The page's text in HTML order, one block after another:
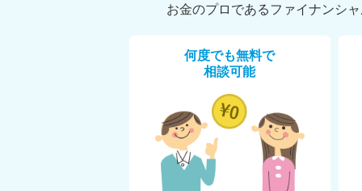
お金のプロであるファイナンシ
何度でも無料で
相談可能